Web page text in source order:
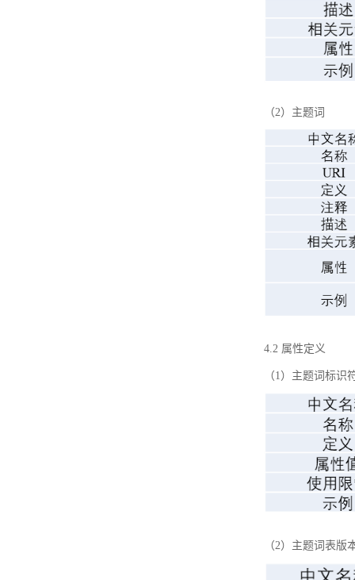
（2）主题词
4.2 属性定义
（1）主题词标识
（2）主题词表版